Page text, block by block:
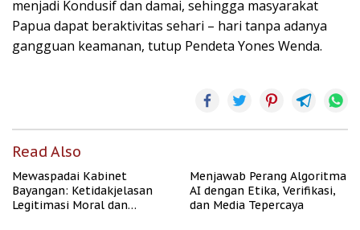
menjadi Kondusif dan damai, sehingga masyarakat
Papua dapat beraktivitas sehari – hari tanpa adanya
gangguan keamanan, tutup Pendeta Yones Wenda.
Read Also
Mewaspadai Kabinet
Bayangan: Ketidakjelasan
Legitimasi Moral dan
Menjawab Perang Algoritma
AI dengan Etika, Verifikasi,
dan Media Tepercaya